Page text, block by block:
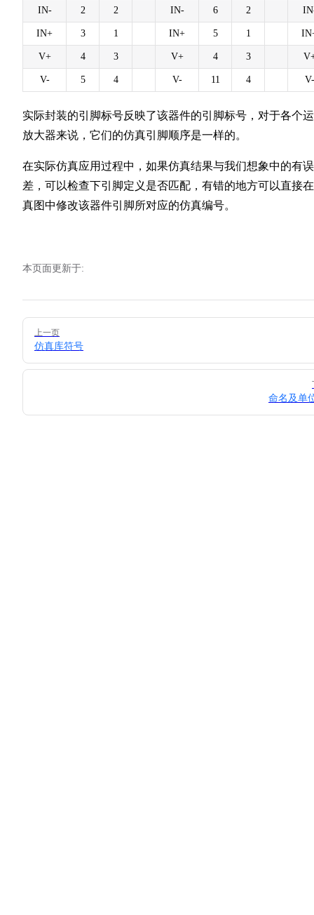
IN- 2 2 IN- 6 2
IN+ 3 1 IN+ 5 1
V+ 4 3 V+ 4 3
V- 5 4 V- 11 4 V-
实际封装的引脚标号反映了该器件的引脚标号，对于各个
放大器来说，它们的仿真引脚顺序是一样的。
在实际仿真应用过程中，如果仿真结果与我们想象中的有误
差，可以检查下引脚定义是否匹配，有错的地方可以直接
真图中修改该器件引脚所对应的仿真编号。
本页面更新于:
Pager
上一页
仿真库符号
命名及单